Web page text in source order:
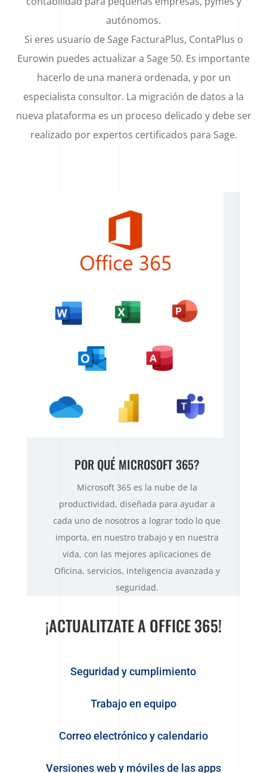
autónomos.
Si eres usuario de Sage FacturaPlus, ContaPlus o
Eurowin puedes actualizar a Sage 50. Es importante
hacerlo de una manera ordenada, y por un
especialista consultor. La migración de datos a la
nueva plataforma es un proceso delicado y debe ser
realizado por expertos certificados para Sage.
POR QUÉ MICROSOFT 365?
Microsoft 365 es la nube de la
productividad, diseñada para ayudar a
cada uno de nosotros a lograr todo lo que
importa, en nuestro trabajo y en nuestra
vida, con las mejores aplicaciones de
Oficina, servicios, inteligencia avanzada y
seguridad.
¡ACTUALITZATE A OFFICE 365!
Seguridad y cumplimiento
Trabajo en equipo
Correo electrónico y calendario
Versiones web y móviles de las apps